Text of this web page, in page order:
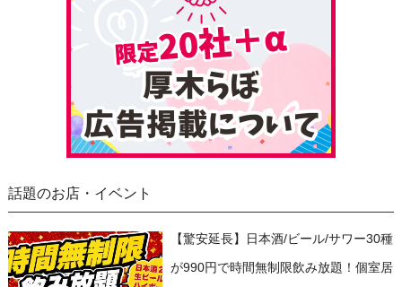
話題のお店・イベント
【驚安延長】日本酒/ビール/サワー30種
が990円で時間無制限飲み放題！個室居